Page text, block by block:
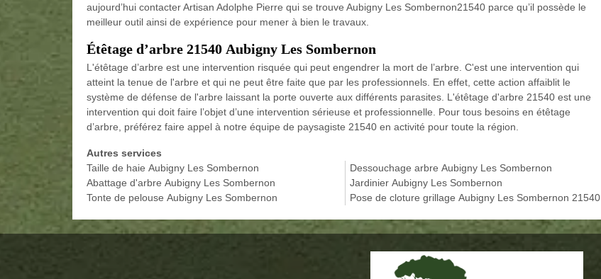
aujourd’hui contacter Artisan Adolphe Pierre qui se trouve Aubigny Les Sombernon21540 parce qu’il possède le
meilleur outil ainsi de expérience pour mener à bien le travaux.
Étêtage d’arbre 21540 Aubigny Les Sombernon
L'étêtage d’arbre est une intervention risquée qui peut engendrer la mort de l’arbre. C'est une intervention qui
atteint la tenue de l'arbre et qui ne peut être faite que par les professionnels. En effet, cette action affaiblit le
système de défense de l'arbre laissant la porte ouverte aux différents parasites. L'étêtage d'arbre 21540 est une
intervention qui doit faire l’objet d’une intervention sérieuse et professionnelle. Pour tous besoins en étêtage
d’arbre, préférez faire appel à notre équipe de paysagiste 21540 en activité pour toute la région.
Autres services
Taille de haie Aubigny Les Sombernon
Abattage d'arbre Aubigny Les Sombernon
Tonte de pelouse Aubigny Les Sombernon
Dessouchage arbre Aubigny Les Sombernon
Jardinier Aubigny Les Sombernon
Pose de cloture grillage Aubigny Les Sombernon 21540